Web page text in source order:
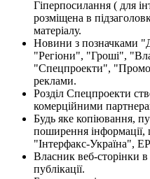
Гіперпосилання ( для
розміщена в
матеріалу.
Новини з позначками
"Регіони", "Гроші",
"Спецпроекти",
реклами.
Розділ Спецпроекти
комерційними
Будь яке копіювання,
поширення інформації,
"Інтерфакс-Україна",
Власник веб-сторінки
публікації.